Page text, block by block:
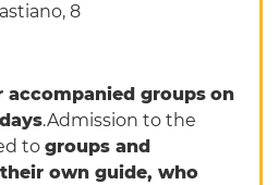
8
groups on
.Admission to the
togroups and
own guide, who